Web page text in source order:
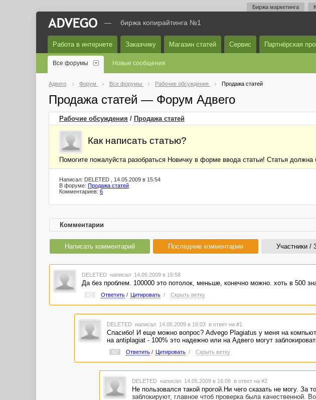
Биржа маркетинга
— биржа копирайтинга №1
Работа в интернете Заказчику Магазин статей Сервис Партнёрская
Все форумы Новые сообщения
Адвего Форум Все форумы Рабочие обсуждения Продажа статей
Продажа статей — Форум Адвего
Рабочие обсуждения / Продажа статей
Как написать статью?
Помогите пожалуйста разобраться Новичку в форме ввода статьи! Статья
Написал: DELETED , 14.05.2009 в 15:54
В форуме: Продажа статей
Комментариев: 6
Комментарии
Написать комментарий Последние комментарии Участники /
DELETED написал 14.05.2009 в 15:58
Да без проблем. 100000 это потолок, меньше, конечно можно. хоть в 500
Ответить/ Цитировать / Скрыть ветку
DELETED написал 14.05.2009 в 16:03 в ответ на #1
Спасибо! И еще можно вопрос? Advego Plagiatus у меня на
на antiplagiat - 100% это надежно или на Адвего могут
#2 Ответить/ Цитировать / Скрыть ветку
DELETED написал 14.05.2009 в 16:08 в ответ на #2
Не пользовался такой прогой.Ни чего сказать не могу. За
заблокируют, главное чтоб проверка была качественной.